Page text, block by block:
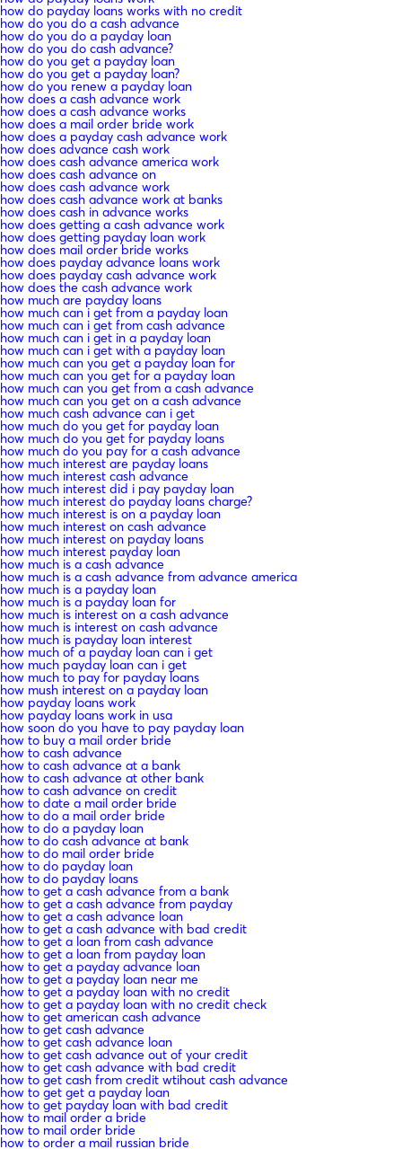
how do payday loans works with no credit
how do you do a cash advance
how do you do a payday loan
how do you do cash advance?
how do you get a payday loan
how do you get a payday loan?
how do you renew a payday loan
how does a cash advance work
how does a cash advance works
how does a mail order bride work
how does a payday cash advance work
how does advance cash work
how does cash advance america work
how does cash advance on
how does cash advance work
how does cash advance work at banks
how does cash in advance works
how does getting a cash advance work
how does getting payday loan work
how does mail order bride works
how does payday advance loans work
how does payday cash advance work
how does the cash advance work
how much are payday loans
how much can i get from a payday loan
how much can i get from cash advance
how much can i get in a payday loan
how much can i get with a payday loan
how much can you get a payday loan for
how much can you get for a payday loan
how much can you get from a cash advance
how much can you get on a cash advance
how much cash advance can i get
how much do you get for payday loan
how much do you get for payday loans
how much do you pay for a cash advance
how much interest are payday loans
how much interest cash advance
how much interest did i pay payday loan
how much interest do payday loans charge?
how much interest is on a payday loan
how much interest on cash advance
how much interest on payday loans
how much interest payday loan
how much is a cash advance
how much is a cash advance from advance america
how much is a payday loan
how much is a payday loan for
how much is interest on a cash advance
how much is interest on cash advance
how much is payday loan interest
how much of a payday loan can i get
how much payday loan can i get
how much to pay for payday loans
how mush interest on a payday loan
how payday loans work
how payday loans work in usa
how soon do you have to pay payday loan
how to buy a mail order bride
how to cash advance
how to cash advance at a bank
how to cash advance at other bank
how to cash advance on credit
how to date a mail order bride
how to do a mail order bride
how to do a payday loan
how to do cash advance at bank
how to do mail order bride
how to do payday loan
how to do payday loans
how to get a cash advance from a bank
how to get a cash advance from payday
how to get a cash advance loan
how to get a cash advance with bad credit
how to get a loan from cash advance
how to get a loan from payday loan
how to get a payday advance loan
how to get a payday loan near me
how to get a payday loan with no credit
how to get a payday loan with no credit check
how to get american cash advance
how to get cash advance
how to get cash advance loan
how to get cash advance out of your credit
how to get cash advance with bad credit
how to get cash from credit wtihout cash advance
how to get get a payday loan
how to get payday loan with bad credit
how to mail order a bride
how to mail order bride
how to order a mail russian bride